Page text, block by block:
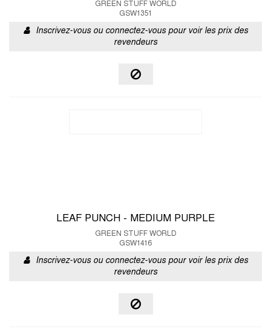
GREEN STUFF WORLD
GSW1351
Inscrivez-vous ou connectez-vous pour voir les prix des
revendeurs
LEAF PUNCH - MEDIUM PURPLE
GREEN STUFF WORLD
GSW1416
Inscrivez-vous ou connectez-vous pour voir les prix des
revendeurs